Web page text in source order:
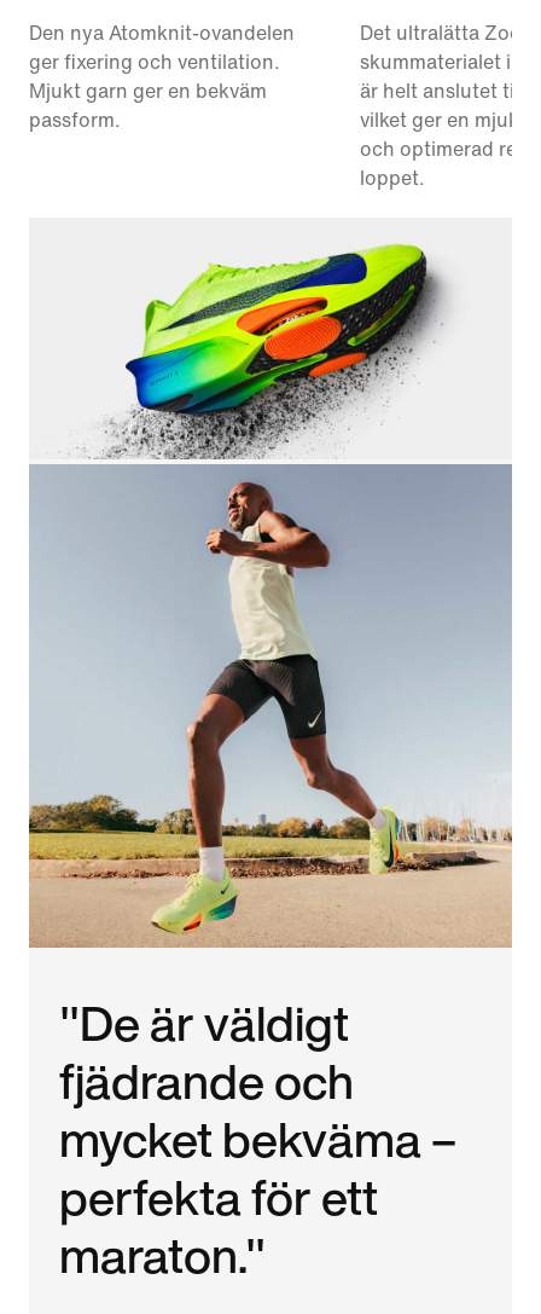
Den nya Atomknit-ovandelen
ger fixering och ventilation.
Mjukt garn ger en bekväm
passform.
Det ultralätta
skummaterialet i
är helt anslutet till
vilket ger en mjuk
och optimerad
loppet.
"De är väldigt
fjädrande och
mycket bekväma –
perfekta för ett
maraton."